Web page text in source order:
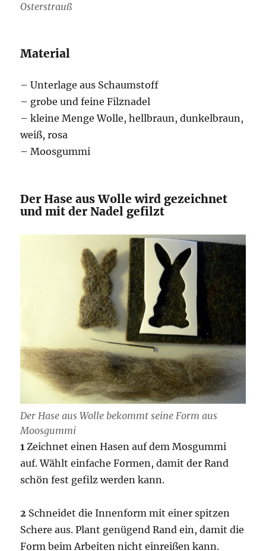
Osterstrauß
Material
– Unterlage aus Schaumstoff
– grobe und feine Filznadel
– kleine Menge Wolle, hellbraun, dunkelbraun,
weiß, rosa
– Moosgummi
Der Hase aus Wolle wird gezeichnet
und mit der Nadel gefilzt
Der Hase aus Wolle bekommt seine Form aus
Moosgummi
1 Zeichnet einen Hasen auf dem Mosgummi
auf. Wählt einfache Formen, damit der Rand
schön fest gefilz werden kann.
2 Schneidet die Innenform mit einer spitzen
Schere aus. Plant genügend Rand ein, damit die
Form beim Arbeiten nicht einreißen kann.